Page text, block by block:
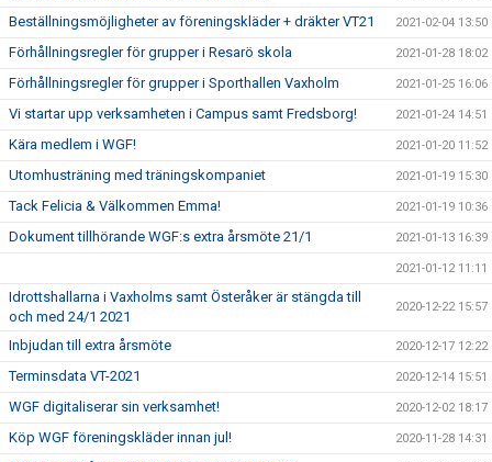
Beställningsmöjligheter av föreningskläder + dräkter VT21 2021-02-04 13:50
Förhållningsregler för grupper i Resarö skola 2021-01-28 18:02
Förhållningsregler för grupper i Sporthallen Vaxholm 2021-01-25 16:06
Vi startar upp verksamheten i Campus samt Fredsborg! 2021-01-24 14:51
Kära medlem i WGF! 2021-01-20 11:52
Utomhusträning med träningskompaniet 2021-01-19 15:30
Tack Felicia & Välkommen Emma! 2021-01-19 10:36
Dokument tillhörande WGF:s extra årsmöte 21/1 2021-01-13 16:39
2021-01-12 11:11
Idrottshallarna i Vaxholms samt Österåker är stängda till
och med 24/1 2021
2020-12-22 15:57
Inbjudan till extra årsmöte 2020-12-17 12:22
Terminsdata VT-2021 2020-12-14 15:51
WGF digitaliserar sin verksamhet! 2020-12-02 18:17
Köp WGF föreningskläder innan jul! 2020-11-28 14:31